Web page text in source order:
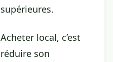
supérieures.
Acheter local, c’est
réduire son